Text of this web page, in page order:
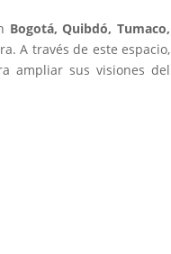
Bogotá, Quibdó, Tumaco,
A través de este espacio,
ampliar sus visiones del